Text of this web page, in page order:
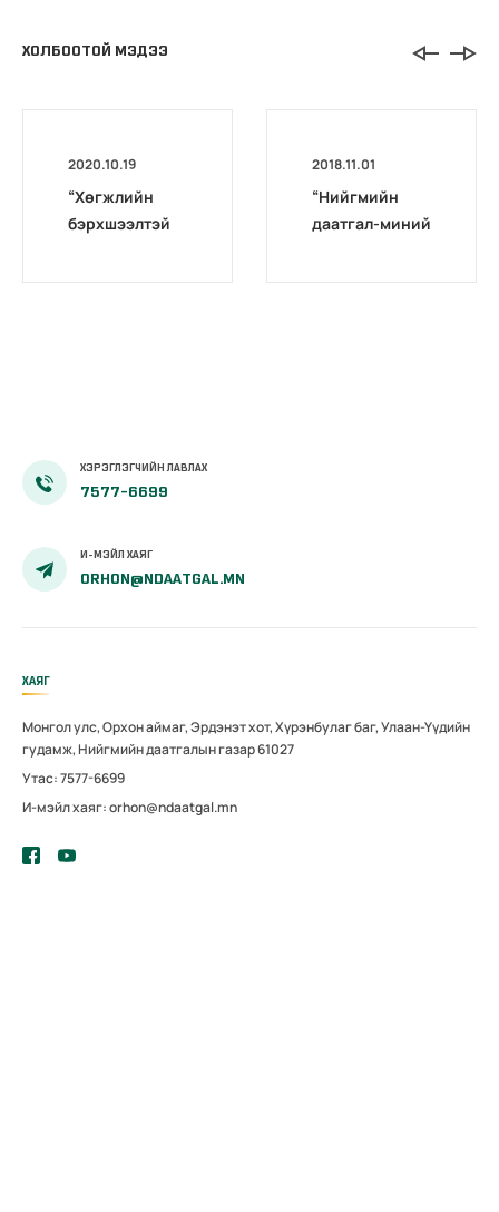
ХОЛБООТОЙ МЭДЭЭ
2020.10.19
“Хөгжлийн
бэрхшээлтэй
зохион
байгуулав
2018.11.01
“Нийгмийн
даатгал-миний
ХЭРЭГЛЭГЧИЙН ЛАВЛАХ
7577-6699
И-МЭЙЛ ХАЯГ
ORHON@NDAATGAL.MN
ХАЯГ
Монгол улс, Орхон аймаг, Эрдэнэт хот, Хүрэнбулаг баг, Улаан-Үүдийн
гудамж, Нийгмийн даатгалын газар 61027
Утас: 7577-6699
И-мэйл хаяг: orhon@ndaatgal.mn